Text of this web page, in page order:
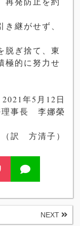
継がせず、
脱ぎ捨て、東
極的に努力せ
2021年5 月 12日
理事長 李娜榮
（訳 方清子）
NEXT